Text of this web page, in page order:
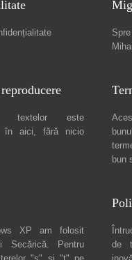
Spre
Mihai
textelor este
în aici, fără nicio
bun
XP am folosit
Secărică. Pentru
de